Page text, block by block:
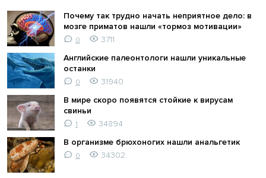
Почему так трудно начать неприятное дело: в
мозге приматов нашли «тормоз мотивации»
0
3711
Английские палеонтологи нашли уникальные
останки
0
31940
В мире скоро появятся стойкие к вирусам
свиньи
1
34894
В организме брюхоногих нашли анальгетик
0 34302